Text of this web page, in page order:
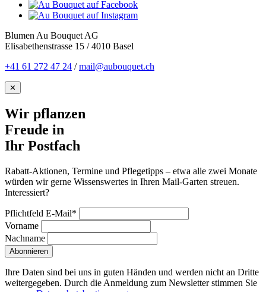
Blumen Au Bouquet AG
Elisabethenstrasse 15 / 4010 Basel
+41 61 272 47 24 /mail@aubouquet.ch
✕
Wir pflanzen
Freude in
Ihr Postfach
Rabatt-Aktionen, Termine und Pflegetipps – etwa alle zwei Monate
würden wir gerne Wissenswertes in Ihren Mail-Garten streuen.
Interessiert?
Pflichtfeld E-Mail*
Vorname
Nachname
Abonnieren
Ihre Daten sind bei uns in guten Händen und werden nicht an Dritte
weitergegeben. Durch die Anmeldung zum Newsletter stimmen Sie